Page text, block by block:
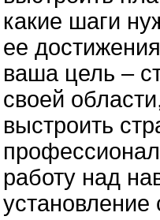
какие шаги
ее
ваша цель –
своей
выстроить
работу над
установление